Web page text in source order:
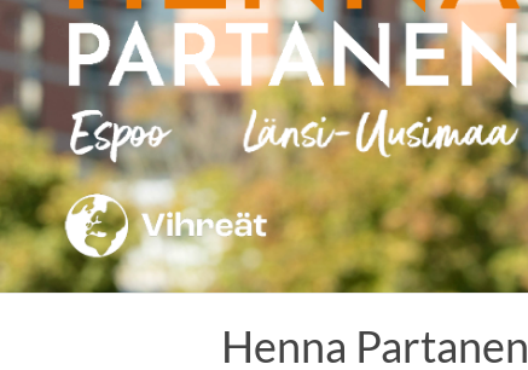
Henna Partanen